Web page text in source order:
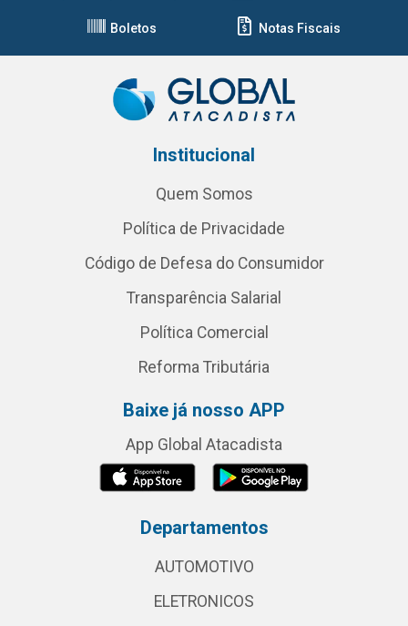
Boletos Notas Fiscais
Institucional
Quem Somos
Política de Privacidade
Código de Defesa do Consumidor
Transparência Salarial
Política Comercial
Reforma Tributária
Baixe já nosso APP
App Global Atacadista
Departamentos
AUTOMOTIVO
ELETRONICOS